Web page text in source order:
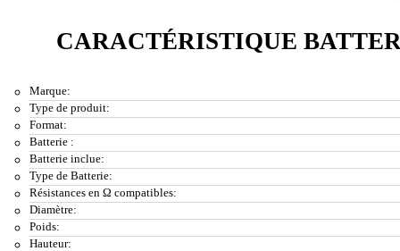
CARACTÉRISTIQUE
Marque:
Type de produit:
Format:
Batterie :
Batterie inclue:
Type de Batterie:
Résistances en Ω compatibles:
Diamètre:
Poids:
Hauteur: